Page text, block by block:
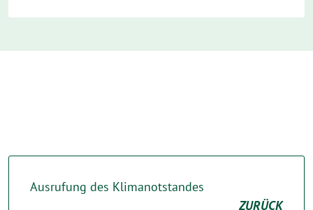
Ausrufung des Klimanotstandes
ZURÜCK